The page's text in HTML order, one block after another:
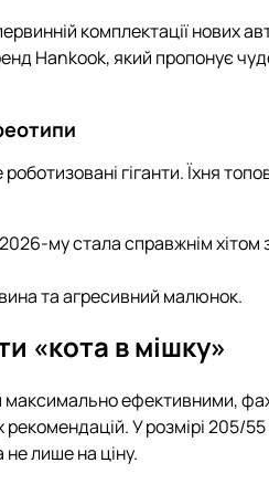
комплектації нових
Hankook, який пропонує
гіганти. Їхня
му стала справжнім хітом
та агресивний малюнок.
«кота в мішку»
максимально ефективними,
У розмірі 205/
не лише на ціну.